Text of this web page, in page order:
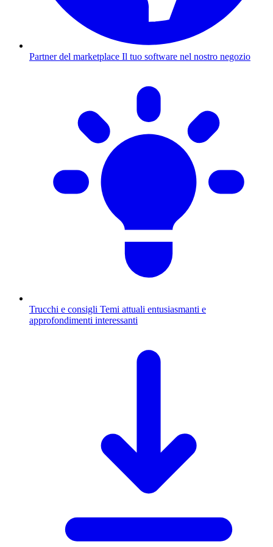
Partner del marketplace Il tuo software nel nostro negozio
Trucchi e consigli Temi attuali entusiasmanti e
approfondimenti interessanti